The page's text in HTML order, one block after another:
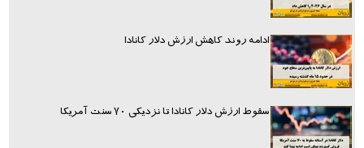
ادامه روند کاهش ارزش دلار کانادا
سقوط ارزش دلار کانادا تا نزدیکی ۷۰ سنت آمریکا